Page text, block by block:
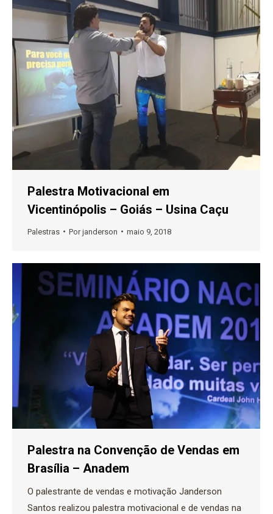
Palestra Motivacional em
Vicentinópolis – Goiás – Usina Caçu
Palestras Porjanderson maio 9, 2018
Palestra na Convenção de Vendas em
Brasília – Anadem
O palestrante de vendas e motivação Janderson
Santos realizou palestra motivacional e de vendas na